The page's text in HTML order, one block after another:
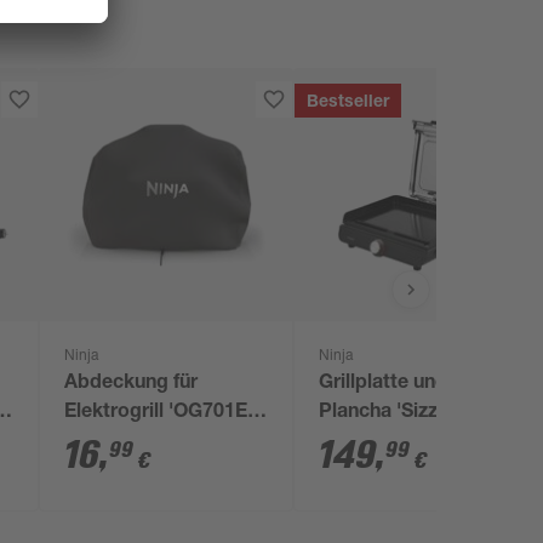
Ninja
Abdeckung für
Elektrogrill 'OG701EU'
25 x 49 x 44 cm
16,99 €
Bestseller
Ninja
Grillplatte und
Plancha 'Sizzle
GR101EU' 1450 W
149,99 €